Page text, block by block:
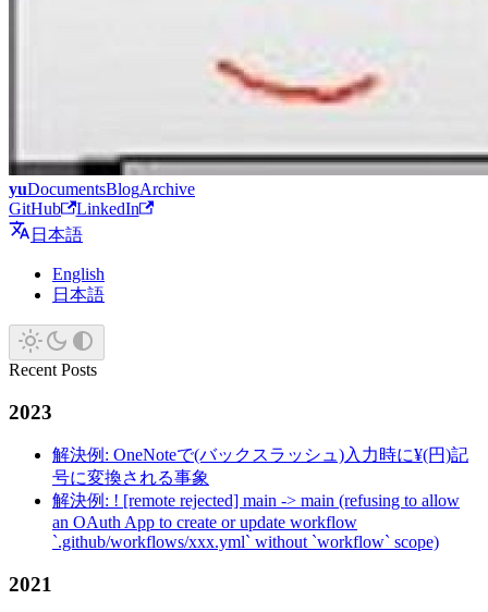
yuDocumentsBlogArchive
GitHub
LinkedIn
日本語
English
日本語
Recent Posts
2023
解決例: OneNoteで(バックスラッシュ)入力時に¥(円)記
号に変換される事象
解決例: ! [remote rejected] main -> main (refusing to allow
an OAuth App to create or update workflow
`.github/workflows/xxx.yml` without `workflow` scope)
2021